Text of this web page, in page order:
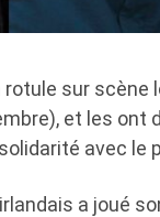
sur scène
et les ont
avec le
a joué